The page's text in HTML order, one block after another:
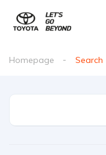
Homepage Search